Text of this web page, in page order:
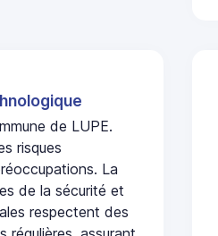
de LUPE.
risques
La
de la sécurité et
respectent des